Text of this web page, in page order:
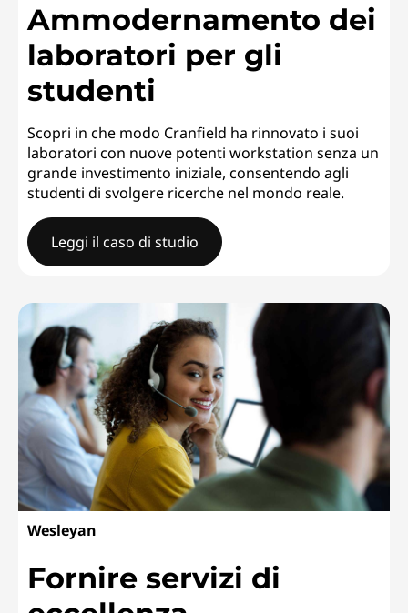
Ammodernamento dei
laboratori per gli
studenti
Scopri in che modo Cranfield ha rinnovato i suoi
laboratori con nuove potenti workstation senza un
grande investimento iniziale, consentendo agli
studenti di svolgere ricerche nel mondo reale.
Leggi il caso di studio
Wesleyan
Fornire servizi di